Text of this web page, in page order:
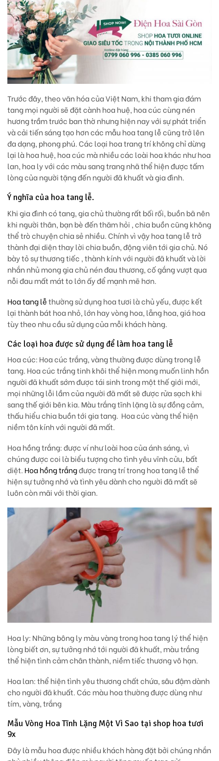
Trước đây, theo văn hóa của Việt Nam, khi tham gia đám
tang mọi người sẽ đặt cành hoa huệ, hoa cúc cùng nén
hương trầm trước ban thờ nhưng hiện nay với sự phát triển
và cải tiến sáng tạo hơn các mẫu hoa tang lễ cũng trở lên
đa dạng, phong phú. Các loại hoa trang trí không chỉ dừng
lại là hoa huệ, hoa cúc mà nhiều các loài hoa khác như hoa
lan, hoa ly với các màu sang trang nhã thể hiện được tấm
lòng của người tặng đến người đã khuất và gia đình.
Ý nghĩa của hoa tang lễ.
Khi gia đình có tang, gia chủ thường rất bối rối, buồn bã nên
khi người thân, bạn bè đến thăm hỏi , chia buồn cũng không
thể trò chuyện chia sẻ nhiều. Chính vì vậy hoa tang lễ trở
thành đại diện thay lời chia buồn, động viên tới gia chủ. Nó
bày tỏ sự thương tiếc , thành kính với người đã khuất và lời
nhắn nhủ mong gia chủ nén đau thương, cố gắng vượt qua
nỗi đau mất mát to lớn ấy để mạnh mẽ hơn.
Hoa tang lễthường sử dụng hoa tươi là chủ yếu, được kết
lại thành bát hoa nhỏ, lớn hay vòng hoa, lẵng hoa, giá hoa
tùy theo nhu cầu sử dụng của mỗi khách hàng.
Các loại hoa được sử dụng để làm hoa tang lễ
Hoa cúc: Hoa cúc trắng, vàng thường được dùng trong lễ
tang. Hoa cúc trắng tinh khôi thể hiện mong muốn linh hồn
người đã khuất sớm được tái sinh trong một thế giới mới,
mọi những lỗi lầm của người đã mất sẽ được rửa sạch khi
sang thế giới bên kia. Màu trắng tĩnh lặng là sự đồng cảm,
thấu hiểu chia buồn tới gia tang. Hoa cúc vàng thể hiện
niềm tôn kính với người đã mất.
Hoa hồng trắng: được ví như loài hoa của ánh sáng, vì
chúng được coi là biểu tượng cho tình yêu vĩnh cửu, bất
diệt. Hoa hồng trắngđược trang trí trong hoa tang lễ thể
hiện sự tưởng nhớ và tình yêu dành cho người đã mất sẽ
luôn còn mãi với thời gian.
Hoa ly: Những bông ly màu vàng trong hoa tang lý thể hiện
lòng biết ơn, sự tưởng nhớ tới người đã khuất, màu trắng
thể hiện tình cảm chân thành, niềm tiếc thương vô hạn.
Hoa lan: thể hiện tình yêu thương chất chứa, sâu đậm dành
cho người đã khuất. Các màu hoa thường được dùng như
tím, vàng, trắng
Mẫu Vòng Hoa Tĩnh Lặng Một Vì Sao tại shop hoa tươi
9x
Đây là mẫu hoa được nhiều khách hàng đặt bởi chúng nhắn